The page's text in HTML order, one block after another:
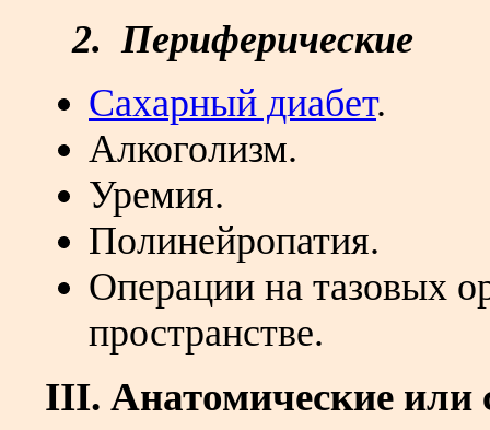
2. Периферические
Сахарный диабет.
Алкоголизм.
Уремия.
Полинейропатия.
Операции на тазовых
пространстве.
III. Анатомические